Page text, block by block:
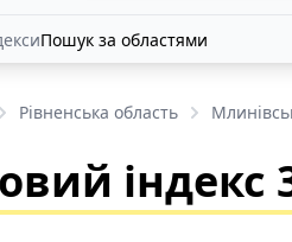
Пошук за областями
Рівненська область
індекс